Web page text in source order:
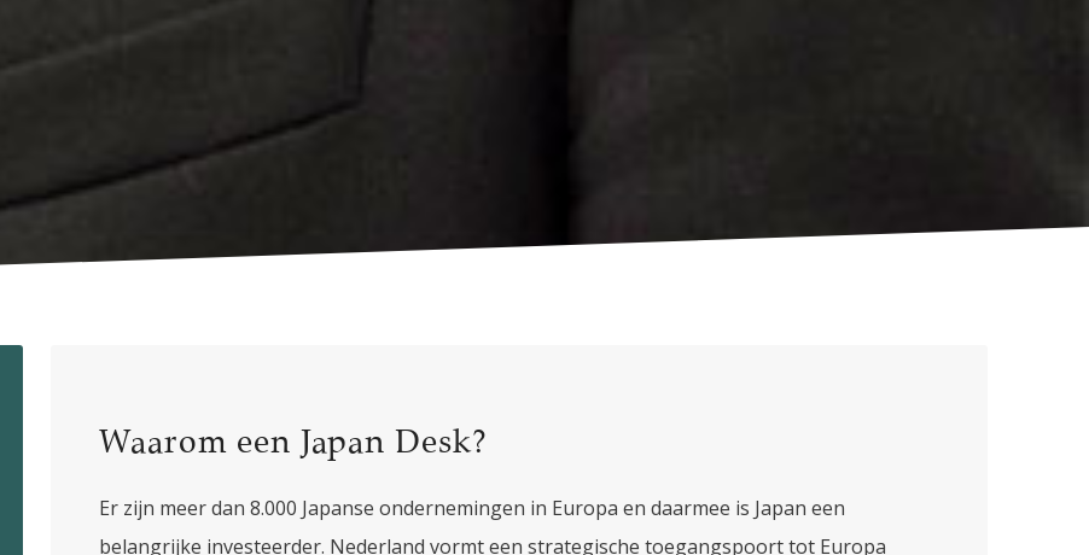
Waarom een Japan Desk?
Er zijn meer dan 8.000 Japanse ondernemingen in Europa en daarmee is Japan een
belangrijke investeerder. Nederland vormt een strategische toegangspoort tot Europa